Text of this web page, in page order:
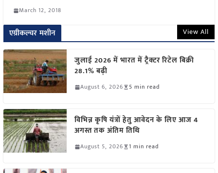
March 12, 2018
एग्रीकल्चर मशीन View All
जुलाई 2026 में भारत में ट्रैक्टर रिटेल बिक्री
28.1% बढ़ी
August 6, 2026 5 min read
विभिन्न कृषि यंत्रों हेतु आवेदन के लिए आज 4
अगस्त तक अंतिम तिथि
August 5, 2026 1 min read